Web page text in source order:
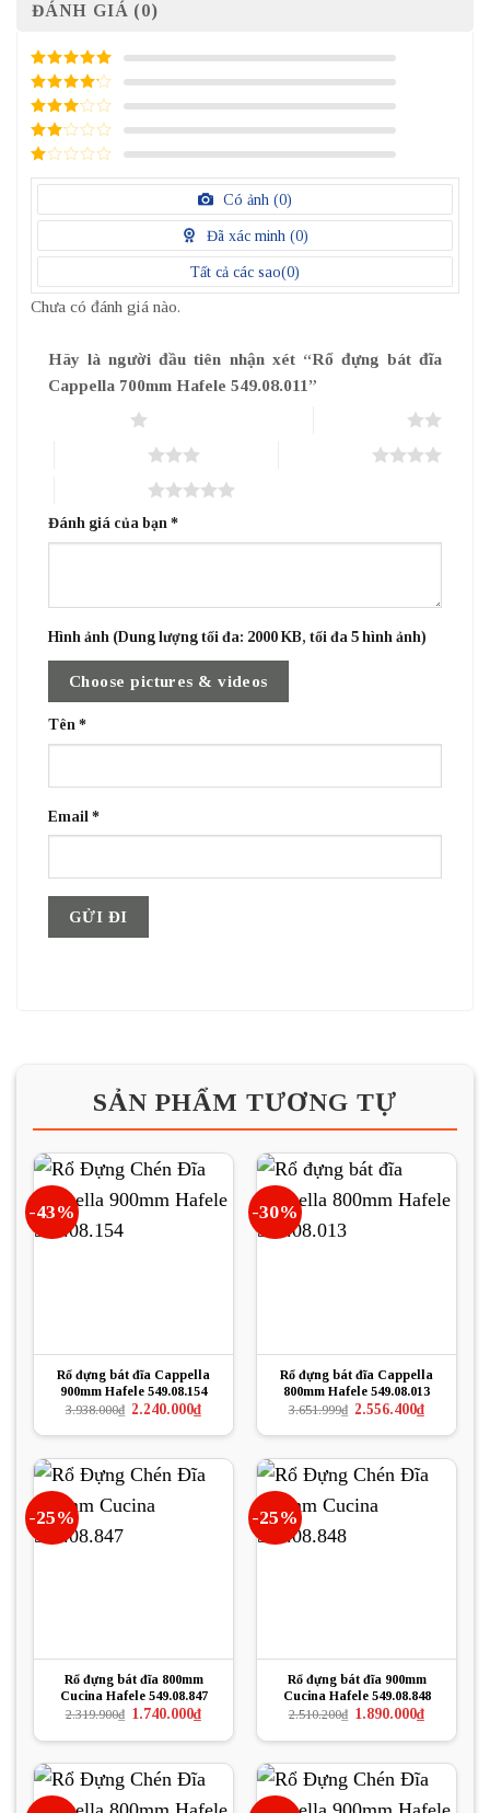
ĐÁNH GIÁ (0)
5/ 5 điểm
4/ 5
điểm
3/ 5
điểm
2/
điểm
1
điểm
Có ảnh (0)
Đã xác minh (0)
Tất cả các sao(0)
Chưa có đánh giá nào.
Hãy là người đầu tiên nhận xét “Rổ đựng bát đĩa
Cappella 700mm Hafele 549.08.011”
Đánh giá của bạn *
Hình ảnh (Dung lượng tối đa: 2000 KB, tối đa 5 hình ảnh)
Choose pictures & videos
Tên *
Email *
SẢN PHẨM TƯƠNG TỰ
-43%
Rổ đựng bát đĩa Cappella
900mm Hafele 549.08.154
3.938.000₫ Giá
là:
2.240.000₫Giá
hiện
tại
2.240.000₫.
-30%
Rổ đựng bát đĩa Cappella
800mm Hafele 549.08.013
3.651.999₫ Giá
là:
2.556.400₫Giá
hiện
tại
2.556.400₫.
-25%
Rổ đựng bát đĩa 800mm
Cucina Hafele 549.08.847
2.319.900₫ Giá
là:
1.740.000₫Giá
hiện
tại
1.740.000₫.
-25%
Rổ đựng bát đĩa 900mm
Cucina Hafele 549.08.848
2.510.200₫ Giá
là:
1.890.000₫Giá
hiện
tại
1.890.000₫.